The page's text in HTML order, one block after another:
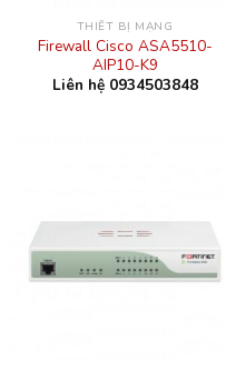
THIẾT BỊ MẠNG
Firewall Cisco ASA5510-
AIP10-K9
Liên hệ 0934503848